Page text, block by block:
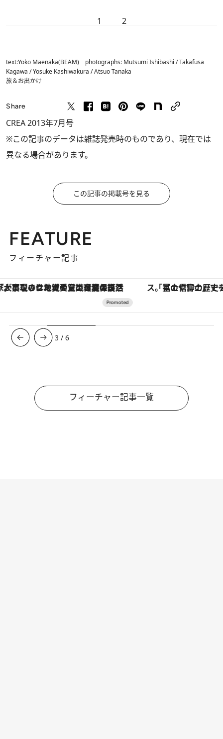
1 2
text:Yoko Maenaka(BEAM) photographs: Mutsumi Ishibashi / Takafusa
Kagawa / Yosuke Kashiwakura / Atsuo Tanaka
旅＆お出かけ
Share
CREA 2013年7月号
※この記事のデータは雑誌発売時のものであり、現在では
異なる場合があります。
この記事の掲載号を見る
FEATURE
フィーチャー記事
「星のや富士」でデジタルデトックス。冨士信仰の歴史を辿り、心身を調える。 ヴァシュロン・コンスタンタ
3 /6
フィーチャー記事一覧